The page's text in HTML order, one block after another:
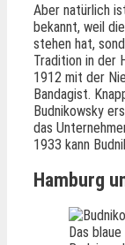
Aber natürlich
bekannt, weil
stehen hat,
Tradition in der
1912 mit der
Bandagist.
Budnikowsky
das
1933 kann
Hamburg
Das